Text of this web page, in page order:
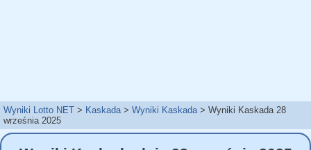
Wyniki Lotto NET Kaskada Wyniki Kaskada
Wyniki Kaskada 28
września 2025